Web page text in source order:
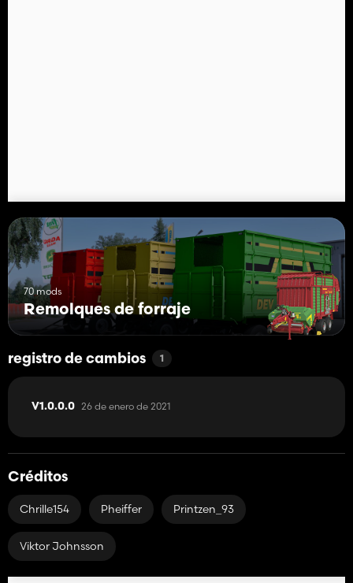
70 mods
Remolques de forraje
registro de cambios 1
V1.0.0.0 26 de enero de 2021
Créditos
Chrille154 Pheiffer Printzen_93
Viktor Johnsson